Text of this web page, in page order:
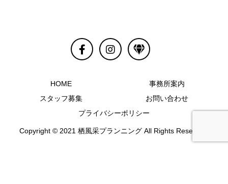
HOME
事務所案内
スタッフ募集
お問い合わせ
プライバシーポリシー
Copyright © 2021 栖風采プランニング All Rights Reserved.